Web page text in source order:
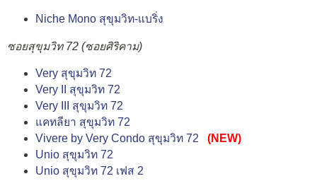
Niche Mono สุขุมวิท-แบริ่ง
ซอยสุขุมวิท 72 (ซอยศิริคาม)
Very สุขุมวิท 72
Very II สุขุมวิท 72
Very III สุขุมวิท 72
แคทลียา สุขุมวิท 72
Vivere by Very Condo สุขุมวิท 72
(NEW)
Unio สุขุมวิท 72
Unio สุขุมวิท 72 เฟส 2